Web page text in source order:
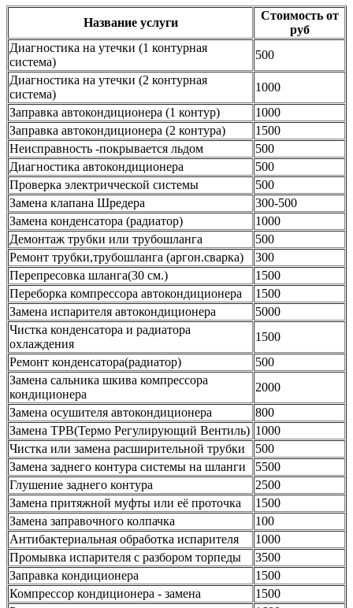
Название услуги
Стоимость от
руб
Диагностика на утечки (1 контурная
система)
500
Диагностика на утечки (2 контурная
система)
1000
Заправка автокондиционера (1 контур)
1000
Заправка автокондиционера (2 контура)
1500
Неисправность -покрывается льдом
500
Диагностика автокондиционера
500
Проверка электричческой системы
500
Замена клапана Шредера
300-500
Замена конденсатора (радиатор)
1000
Демонтаж трубки или трубошланга
500
Ремонт трубки,трубошланга (аргон.сварка)
300
Перепресовка шланга(30 см.)
1500
Переборка компрессора автокондиционера
1500
Замена испарителя автокондиционера
5000
Чистка конденсатора и радиатора
охлаждения
1500
Ремонт конденсатора(радиатор)
500
Замена сальника шкива компрессора
кондиционера
2000
Замена осушителя автокондиционера
800
Замена ТРВ(Термо Регулирующий Вентиль) 1000
Чистка или замена расширительной трубки
500
Замена заднего контура системы на шланги
5500
Глушение заднего контура
2500
Замена притяжной муфты или её проточка
1500
Замена заправочного колпачка
100
Антибактериальная обработка испарителя
1000
Промывка испарителя с разбором торпеды
3500
Заправка кондиционера
1500
Компрессор кондиционера - замена
1500